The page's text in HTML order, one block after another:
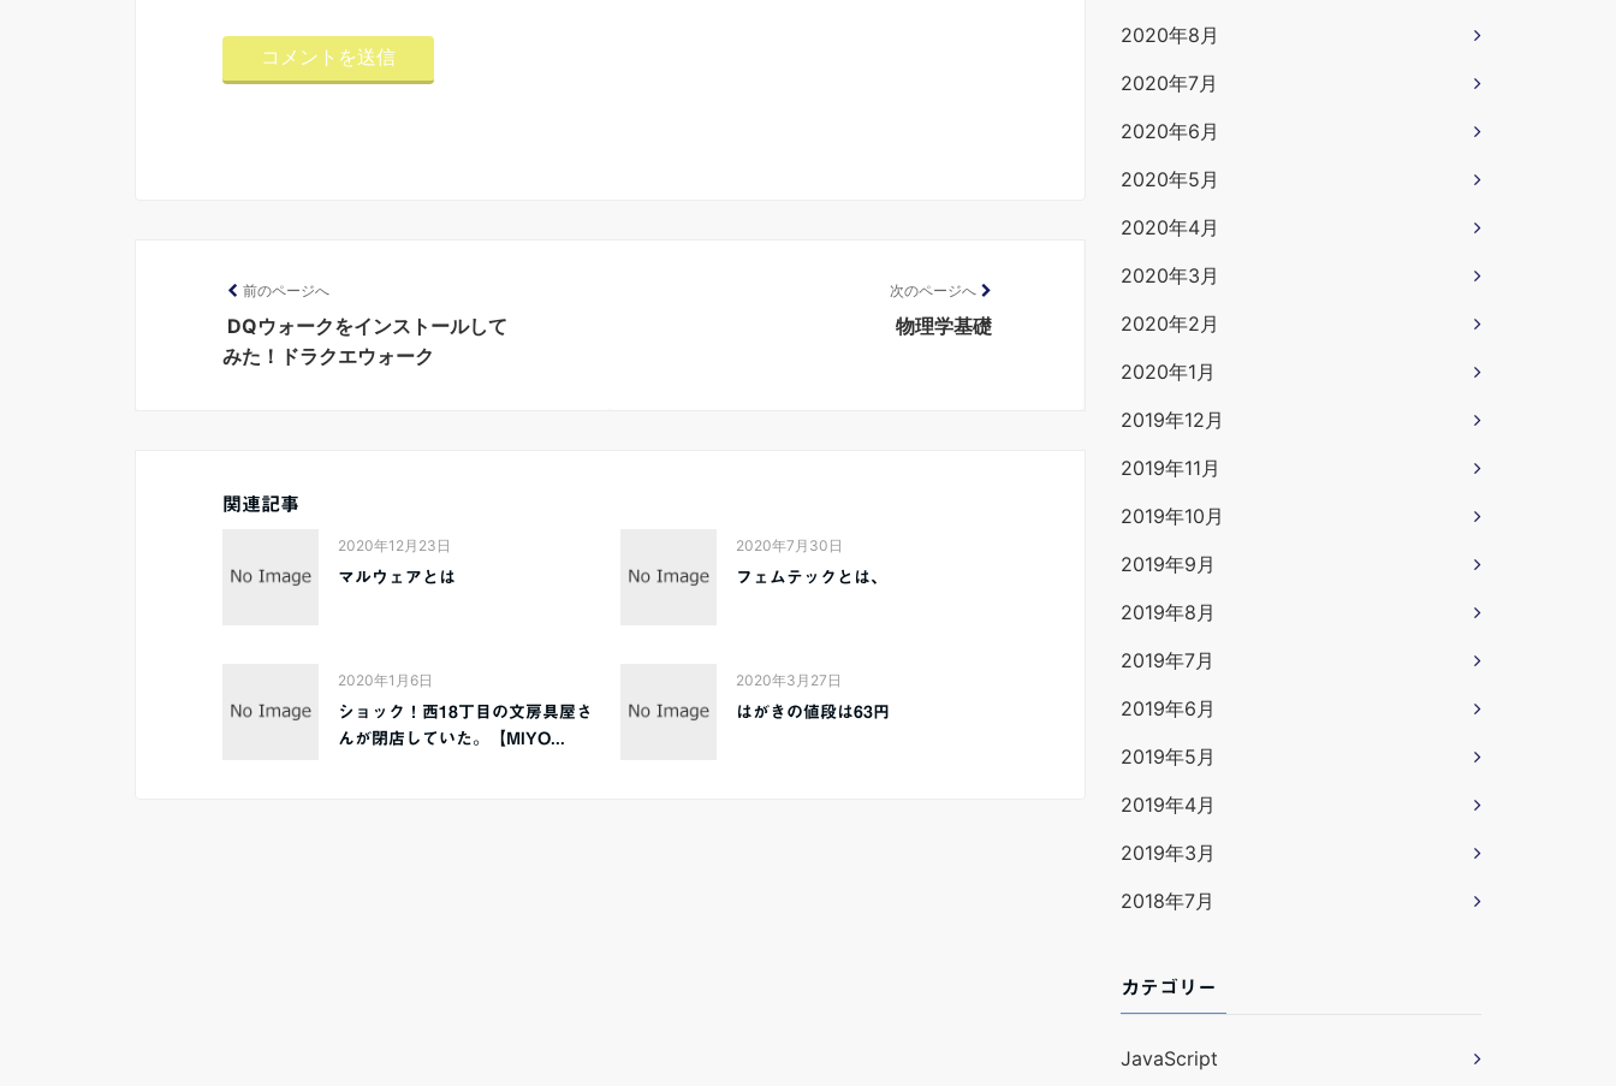
前のページへ
DQウォークをインストールして
みた！ドラクエウォーク
次のページへ
物理学基礎
関連記事
2020年12月23日
マルウェアとは
2020年7月30日
フェムテックとは、
2020年1月6日
ショック！西18丁目の文房具屋さ
んが閉店していた。【MIYO...
2020年3月27日
はがきの値段は63円
2020年8月
2020年7月
2020年6月
2020年5月
2020年4月
2020年3月
2020年2月
2020年1月
2019年12月
2019年11月
2019年10月
2019年9月
2019年8月
2019年7月
2019年6月
2019年5月
2019年4月
2019年3月
2018年7月
カテゴリー
JavaScript